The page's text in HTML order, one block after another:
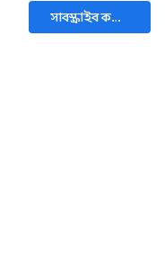
সাবস্ক্রাইব করুন